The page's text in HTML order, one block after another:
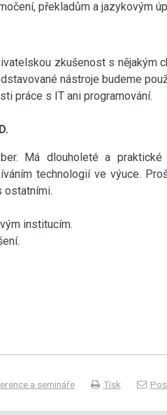
překladům a jazykovým
zkušenost s nějakým
nástroje budeme
práce s IT ani programování.
Má dlouholeté a
technologií ve výuce.
ostatními.
institucím.
a semináře Tisk